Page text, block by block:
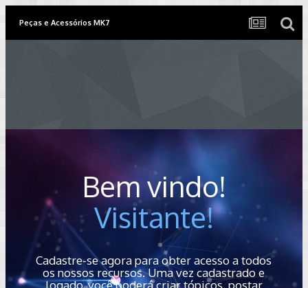
Peças e Acessórios MK7
Bem vindo!
Visitante!
Cadastre-se agora para obter acesso a todos
os nossos recursos. Uma vez cadastrado e
logado, você poderá criar tópicos, postar